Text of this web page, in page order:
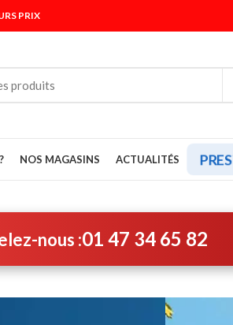
PRIX
NOS MAGASINS ACTUALITÉS
nous :01 47 34 65 82